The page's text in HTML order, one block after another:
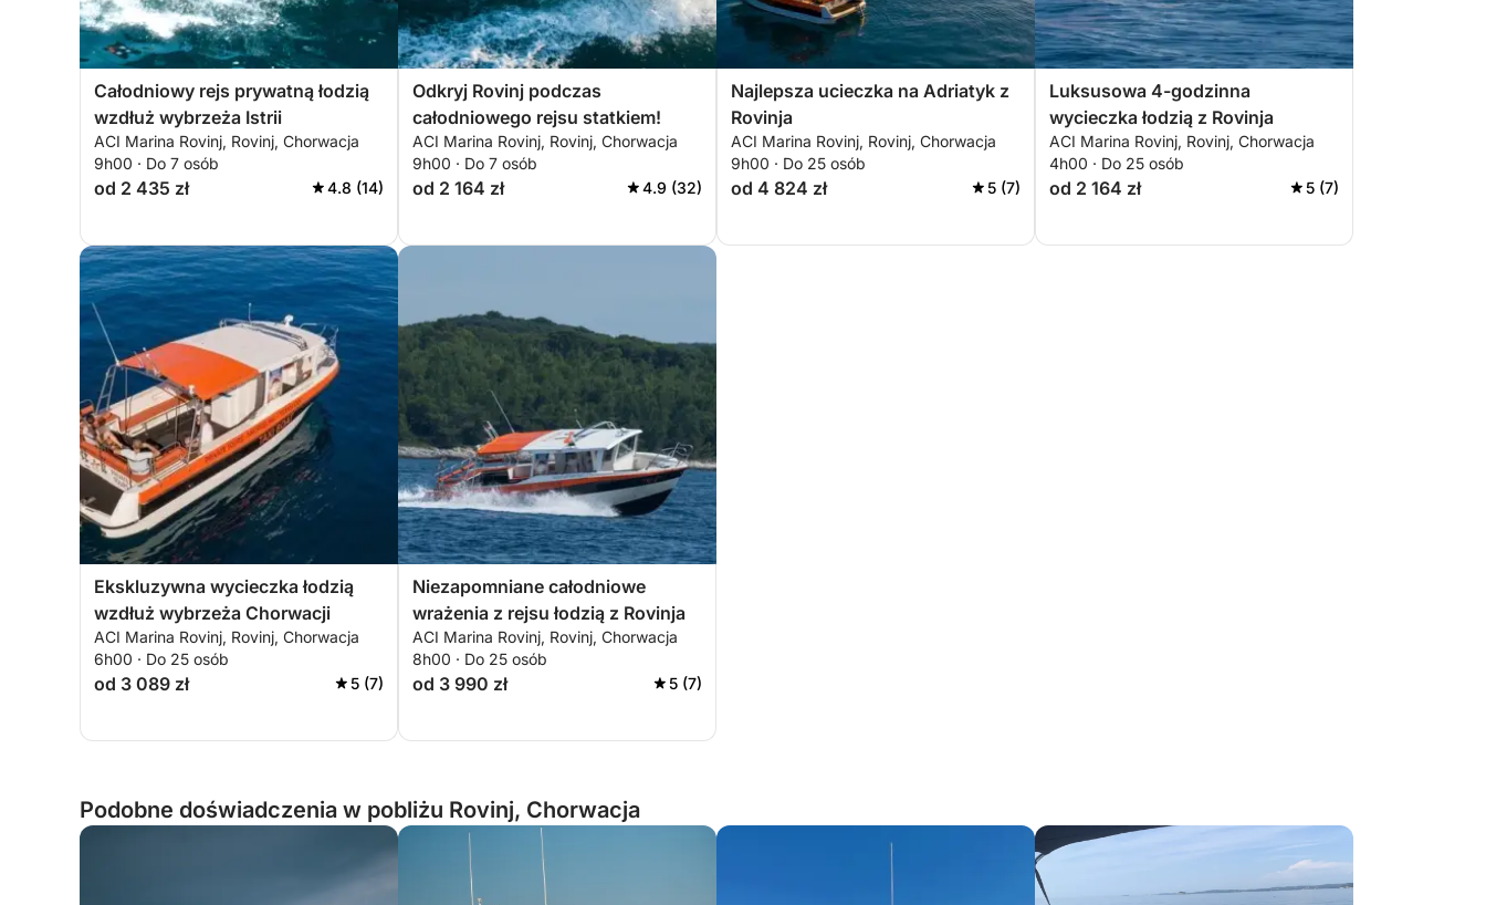
Całodniowy rejs prywatną łodzią
wzdłuż wybrzeża Istrii
ACI Marina Rovinj, Rovinj, Chorwacja
9h00 · Do 7 osób
od 2 435 zł 4.8 (14)
Odkryj Rovinj podczas
całodniowego rejsu statkiem!
ACI Marina Rovinj, Rovinj, Chorwacja
9h00 · Do 7 osób
od 2 164 zł 4.9 (32)
Najlepsza ucieczka na Adriatyk z
Rovinja
ACI Marina Rovinj, Rovinj, Chorwacja
9h00 · Do 25 osób
od 4 824 zł 5 (7)
Luksusowa 4-godzinna
wycieczka łodzią z Rovinja
ACI Marina Rovinj, Rovinj, Chorwacja
4h00 · Do 25 osób
od 2 164 zł 5 (7)
Ekskluzywna wycieczka łodzią
wzdłuż wybrzeża Chorwacji
ACI Marina Rovinj, Rovinj, Chorwacja
6h00 · Do 25 osób
od 3 089 zł 5 (7)
Niezapomniane całodniowe
wrażenia z rejsu łodzią z Rovinja
ACI Marina Rovinj, Rovinj, Chorwacja
8h00 · Do 25 osób
od 3 990 zł 5 (7)
Podobne doświadczenia w pobliżu Rovinj, Chorwacja